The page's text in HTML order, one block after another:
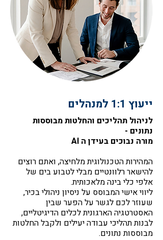
ייעוץ 1:1 למנהלים
לניהול תהליכים והחלטות מבוססות
נתונים -
מורה נבוכים בעידן ה AI
המהירות הטכנולוגית מלחיצה, ואתם רוצים
להישאר רלוונטיים מבלי לטבוע בים של
אלפי כלי בינה מלאכותית.
ליווי אישי המבוסס על ניסיון ניהולי בכיר,
שעוזר לכם לגשר על הפער שבין
האסטרטגיה הארגונית לכלים הדיגיטליים,
לבנות תהליכי עבודה יעילים ולקבל החלטות
מבוססות נתונים.